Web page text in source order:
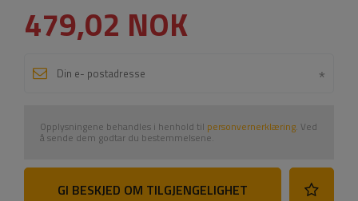
479,02 NOK
Opplysningene behandles i henhold til personvernerklæring. Ved
å sende dem godtar du bestemmelsene.
GI BESKJED OM TILGJENGELIGHET